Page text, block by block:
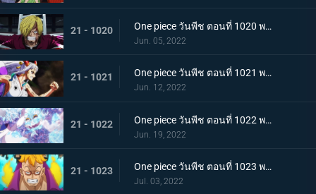
21 - 1020 One piece วันพีช ตอนที่ 1020 พากย์ไทย ซันจิตะโกนสุดเสียง! SOS ที่ดังก้องทั่วเกาะ
Jun. 05, 2022
21 - 1021 One piece วันพีช ตอนที่ 1021 พากย์ไทย สแพงค์แสนรุนแรง! ปัญหาเรื่องผู้หญิงของซันจิ
Jun. 12, 2022
21 - 1022 One piece วันพีช ตอนที่ 1022 พากย์ไทย ไม่นึกเสียใจ ลูฟี่กับลูกพี่สายสัมพันธ์ศิษย์อาจารย์
Jun. 19, 2022
21 - 1023 One piece วันพีช ตอนที่ 1023 พากย์ไทย เตรียมพร้อมเรียบร้อย! ช็อปเปอร์เฟจเนบูไลเซอร์
Jul. 03, 2022